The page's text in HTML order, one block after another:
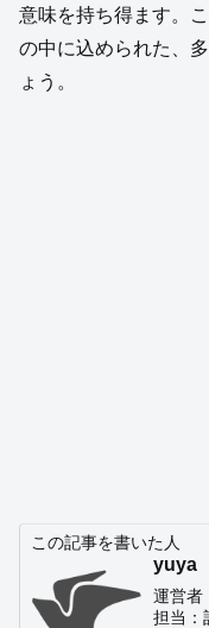
意味を持ち得ます。
の中に込められた、
ょう。
この記事を書いた人
yuya
運営者
担当：